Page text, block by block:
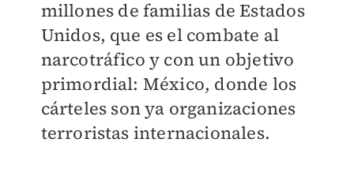
millones de familias de Estados
Unidos, que es el combate al
narcotráfico y con un objetivo
primordial: México, donde los
cárteles son ya organizaciones
terroristas internacionales.